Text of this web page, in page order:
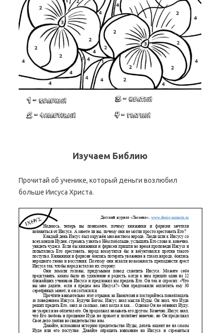
Изучаем Библию
Прочитай об ученике, который деньги возлюбил
больше Иисуса Христа.